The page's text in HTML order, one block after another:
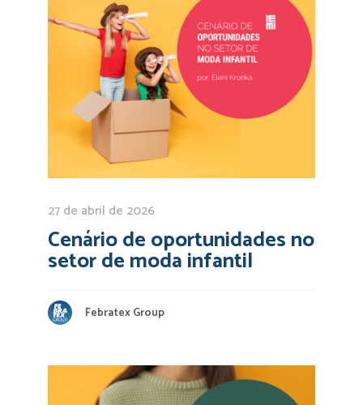
27 de abril de 2026
Cenário de oportunidades no
setor de moda infantil
Febratex Group